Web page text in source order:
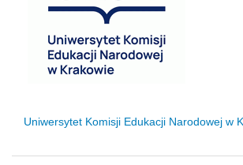
Uniwersytet Komisji Edukacji Narodowej w